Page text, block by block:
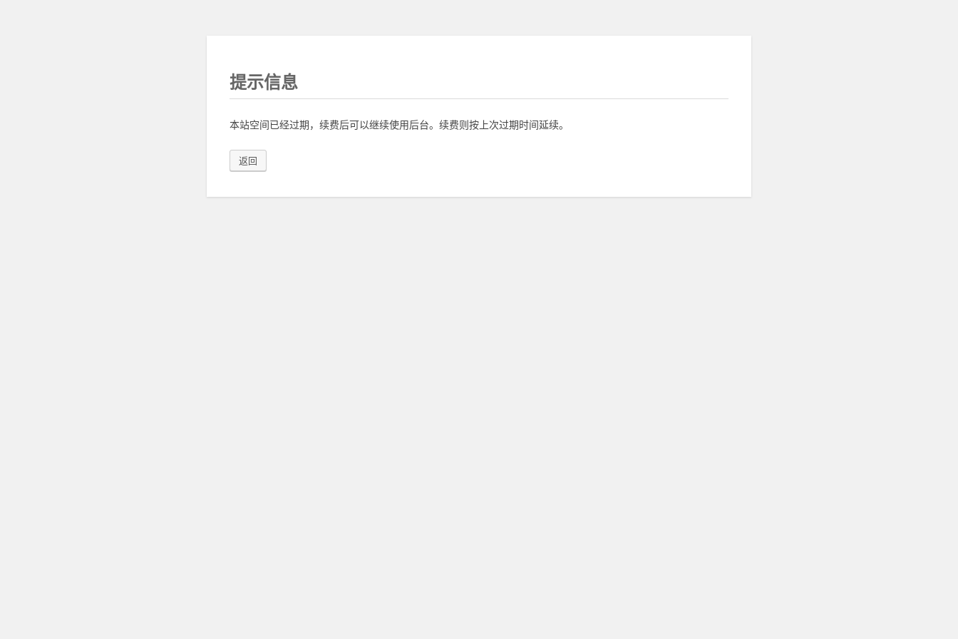
提示信息
本站空间已经过期，续费后可以继续使用后台。续费则按上次过期时间延续。
返回